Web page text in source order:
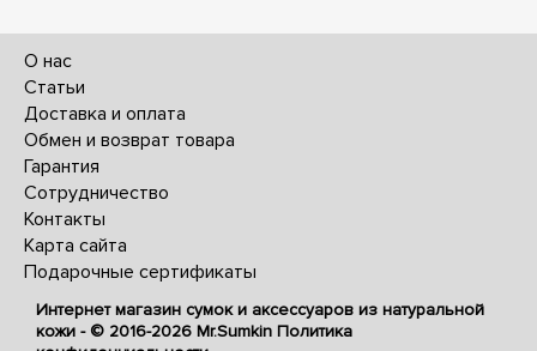
О нас
Статьи
Доставка и оплата
Обмен и возврат товара
Гарантия
Сотрудничество
Контакты
Карта сайта
Подарочные сертификаты
Интернет магазин сумок и аксессуаров из натуральной
кожи - © 2016-2026 Mr.Sumkin Политика